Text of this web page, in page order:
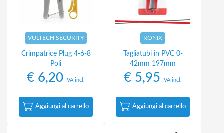
VULTECH SECURITY
Crimpatrice Plug 4-6-8
Poli
€ 6,20 IVA incl.
Aggiungi al carrello
RONIX
Tagliatubi in PVC 0-
42mm 197mm
€ 5,95 IVA incl.
Aggiungi al carrello